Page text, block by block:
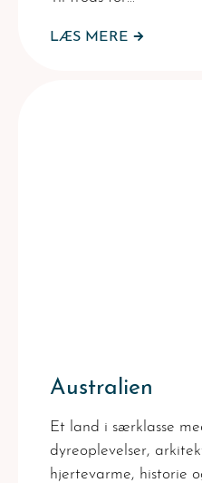
LÆS MERE
Australien
Et land i særklasse
dyreoplevelser,
hjertevarme, historie